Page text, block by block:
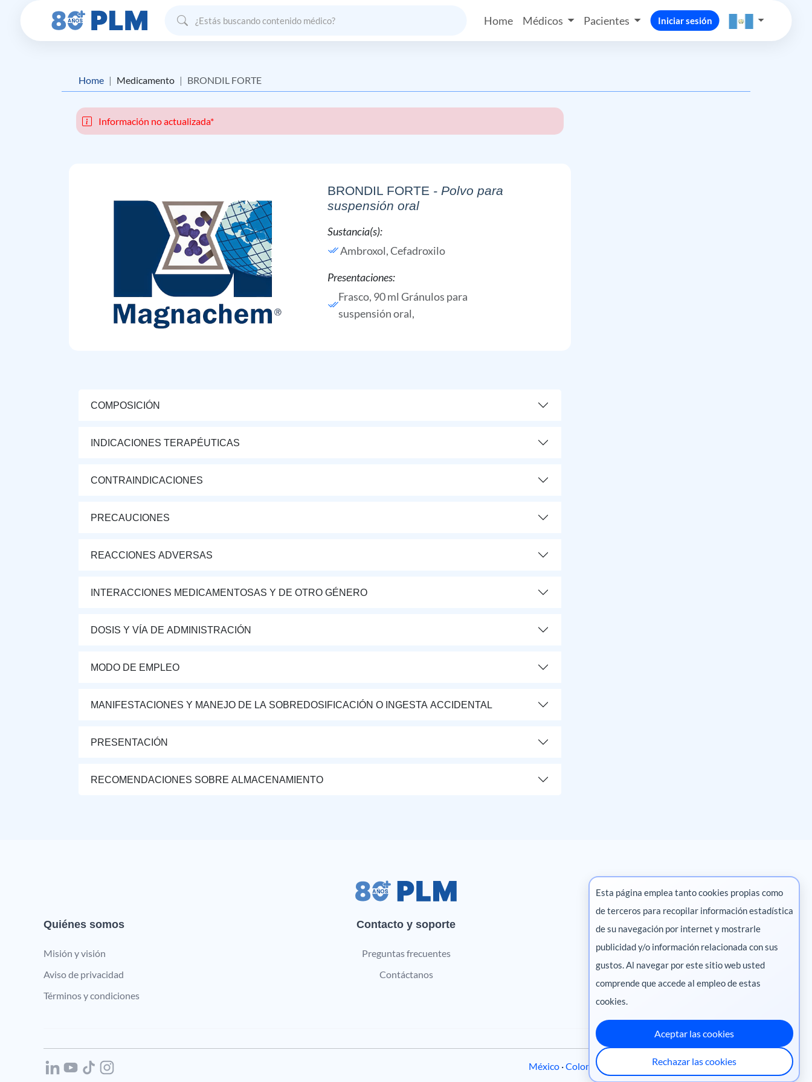
Home Médicos Pacientes Iniciar sesión
Home Medicamento BRONDIL FORTE
Información no actualizada*
BRONDIL FORTE - Polvo para
suspensión oral
Sustancia(s):
Ambroxol,Cefadroxilo
Presentaciones:
Frasco, 90 ml Gránulos para
suspensión oral,
COMPOSICIÓN
INDICACIONES TERAPÉUTICAS
CONTRAINDICACIONES
PRECAUCIONES
REACCIONES ADVERSAS
INTERACCIONES MEDICAMENTOSAS Y DE OTRO GÉNERO
DOSIS Y VÍA DE ADMINISTRACIÓN
MODO DE EMPLEO
MANIFESTACIONES Y MANEJO DE LA SOBREDOSIFICACIÓN O INGESTA ACCIDENTAL
PRESENTACIÓN
RECOMENDACIONES SOBRE ALMACENAMIENTO
Quiénes somos
Misión y visión
Aviso de privacidad
Términos y condiciones
Contacto y soporte
Preguntas frecuentes
Contáctanos
Marketing digital
Pharma
México ·Colombia Perú·Centroamérica
Esta página emplea tanto cookies propias como
de terceros para recopilar información estadística
de su navegación por internet y mostrarle
publicidad y/o información relacionada con sus
gustos. Al navegar por este sitio web usted
comprende que accede al empleo de estas
cookies.
Aceptar las cookies
Rechazar las cookies